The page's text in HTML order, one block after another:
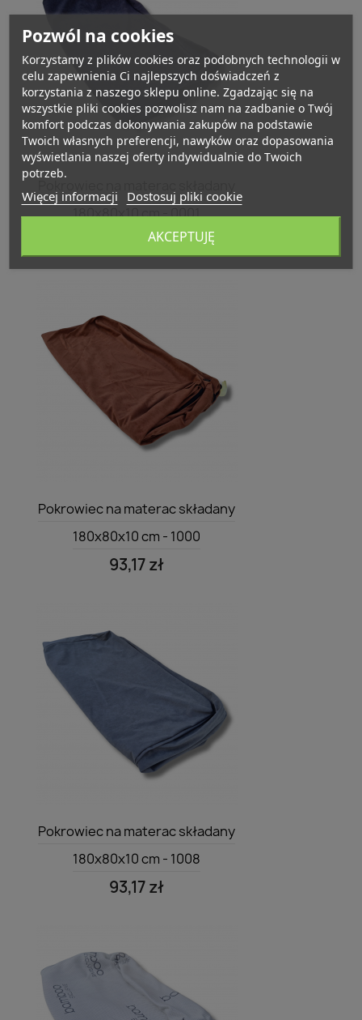
180x80x10 cm - 0001
93,17 zł

Pokrowiec na materac składany
180x80x10 cm - 1000
93,17 zł

Pokrowiec na materac składany
180x80x10 cm - 1008
93,17 zł
Pozwól na cookies
Korzystamy z plików cookies oraz podobnych technologii w
celu zapewnienia Ci najlepszych doświadczeń z
korzystania z naszego sklepu online. Zgadzając się na
wszystkie pliki cookies pozwolisz nam na zadbanie o Twój
komfort podczas dokonywania zakupów na podstawie
Twoich własnych preferencji, nawyków oraz dopasowania
wyświetlania naszej oferty indywidualnie do Twoich
potrzeb.
Więcej informacji Dostosuj pliki cookie
AKCEPTUJĘ